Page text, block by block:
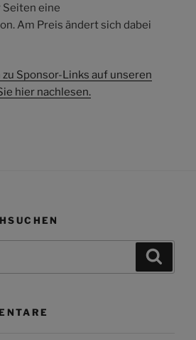
eine
Am Preis ändert sich dabei
Sponsor-Links auf unseren
hier nachlesen.